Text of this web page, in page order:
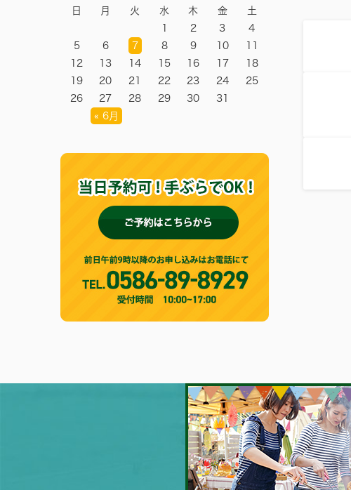
日
月 火 水 木 金 土
« 6月
2 3
4
5
6 7 8 9 10
12
13 14 15 16 17
18
19
20 21 22 23 24
25
26
27 28 29 30 31